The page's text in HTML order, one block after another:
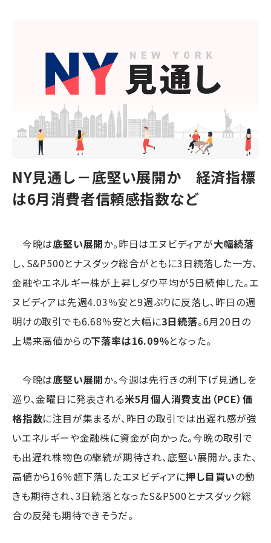
NY見通し－底堅い展開か 経済指標
は6月消費者信頼感指数など
今晩は底堅い展開か。昨日はエヌビディアが大幅続落
し、S&P500とナスダック総合がともに3日続落した一方、
金融やエネルギー株が上昇しダウ平均が5日続伸した。エ
ヌビディアは先週4.03％安と9週ぶりに反落し、昨日の週
明けの取引でも6.68％安と大幅に3日続落。6月20日の
上場来高値からの下落率は16.09％となった。
今晩は底堅い展開か。今週は先行きの利下げ見通しを
巡り、金曜日に発表される米5月個人消費支出（PCE）価
格指数に注目が集まるが、昨日の取引では出遅れ感が強
いエネルギーや金融株に資金が向かった。今晩の取引で
も出遅れ株物色の継続が期待され、底堅い展開か。また、
高値から16％超下落したエヌビディアに押し目買いの動
きも期待され、3日続落となったS&P500とナスダック総
合の反発も期待できそうだ。